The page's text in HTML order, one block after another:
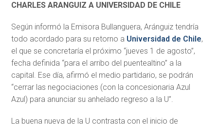
CHARLES ARANGUIZ A UNIVERSIDAD DE CHILE
Según informó la Emisora Bullanguera, Aránguiz tendría
todo acordado para su retorno a Universidad de Chile,
el que se concretaría el próximo “jueves 1 de agosto”,
fecha definida “para el arribo del puentealtino” a la
capital. Ese día, afirmó el medio partidario, se podrán
“cerrar las negociaciones (con la concesionaria Azul
Azul) para anunciar su anhelado regreso a la U”.
La buena nueva de la U contrasta con el inicio de